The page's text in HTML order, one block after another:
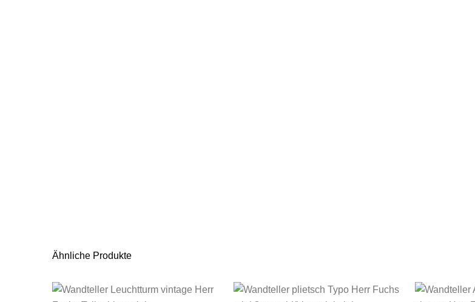
Ähnliche Produkte